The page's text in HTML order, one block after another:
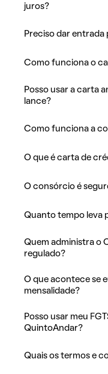
juros?
Preciso dar entrada
Como funciona o
Posso usar a carta
lance?
Como funciona a
O que é carta de
O consórcio é
Quanto tempo leva
Quem administra o
regulado?
O que acontece se
mensalidade?
Posso usar meu
QuintoAndar?
Quais os termos e